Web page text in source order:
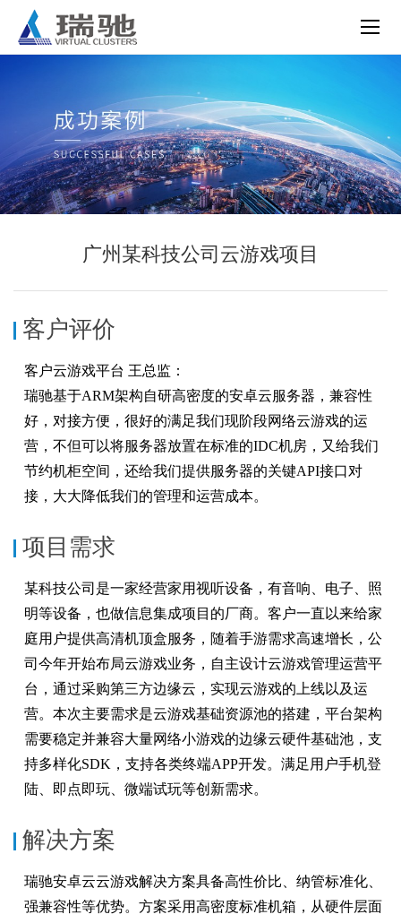
广州某科技公司云游戏项目
客户评价
客户云游戏平台 王总监：
瑞驰基于ARM架构自研高密度的安卓云服务器，兼容性
好，对接方便，很好的满足我们现阶段网络云游戏的运
营，不但可以将服务器放置在标准的IDC机房，又给我们
节约机柜空间，还给我们提供服务器的关键API接口对
接，大大降低我们的管理和运营成本。
项目需求
某科技公司是一家经营家用视听设备，有音响、电子、照
明等设备，也做信息集成项目的厂商。客户一直以来给家
庭用户提供高清机顶盒服务，随着手游需求高速增长，公
司今年开始布局云游戏业务，自主设计云游戏管理运营平
台，通过采购第三方边缘云，实现云游戏的上线以及运
营。本次主要需求是云游戏基础资源池的搭建，平台架构
需要稳定并兼容大量网络小游戏的边缘云硬件基础池，支
持多样化SDK，支持各类终端APP开发。满足用户手机登
陆、即点即玩、微端试玩等创新需求。
解决方案
瑞驰安卓云云游戏解决方案具备高性价比、纳管标准化、
强兼容性等优势。方案采用高密度标准机箱，从硬件层面